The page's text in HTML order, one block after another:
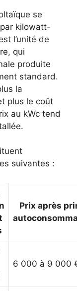
se
kilowatt-
l’unité de
qui
produite
standard.
la
plus le coût
au kWc tend
suivantes :
Prix après
6 000 à 9 000